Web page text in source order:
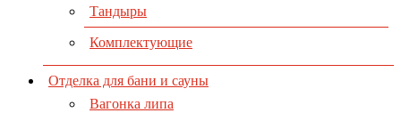
Тандыры
Комплектующие
Отделка для бани и сауны
Вагонка липа